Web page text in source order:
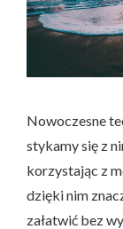
Nowoczesne
stykamy się z
korzystając z
dzięki nim
załatwić bez